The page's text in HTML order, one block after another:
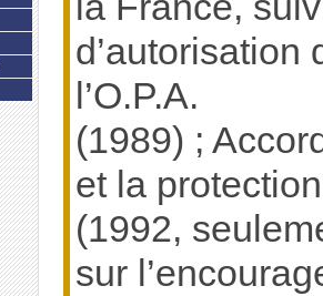
d’autorisation
l’O.P.A.
(1989) ;
et la
(1992,
sur